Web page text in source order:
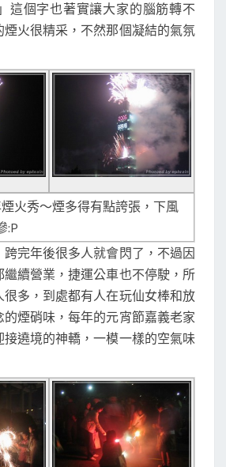
這個字也著實讓大家的腦筋轉不
火很精采，不然那個凝結的氣氛
火秀～煙多得有點誇張，下風
:P
完年後很多人就會閃了，不過因
續營業，捷運公車也不停駛，所
多，到處都有人在玩仙女棒和放
煙硝味，每年的元宵節嘉義老家
遶境的神轎，一模一樣的空氣味